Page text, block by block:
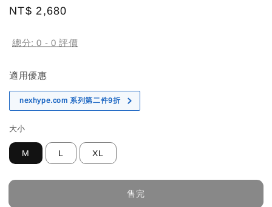
Regular
NT$ 2,680
總分:0 - 0 評價
適用優惠
nexhype.com 系列第二件9折
大小
M L XL
售完